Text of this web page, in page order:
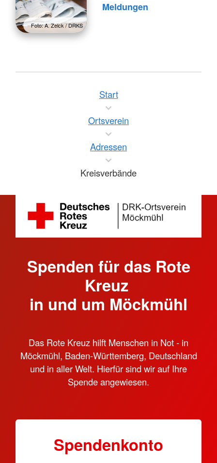
Foto: A. Zelck / DRKS
Meldungen
Start
Ortsverein
Adressen
Kreisverbände
Spenden für das Rote
Kreuz
in und um Möckmühl
Das Rote Kreuz hilft Menschen in Not - in
Möckmühl, Baden-Württemberg, Deutschland
und in aller Welt. Hierfür sind wir auf Ihre
Spende angewiesen.
Spendenkonto